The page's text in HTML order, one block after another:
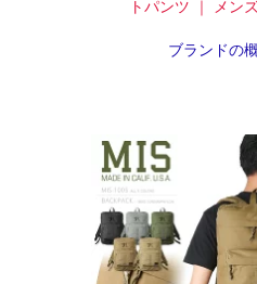
トパンツ ｜ メン
ブランドの